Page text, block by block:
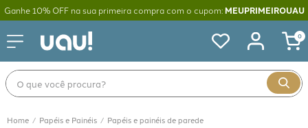
Ganhe 10% OFF na sua primeira compra com o cupom: MEUPRIMEIROUAU
0
O que você procura?
Papéis e Painéis Papéis e painéis de parede